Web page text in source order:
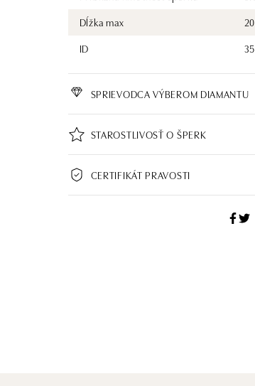
Dĺžka max
ID
SPRIEVODCA VÝBEROM DIAMANTU
STAROSTLIVOSŤ O ŠPERK
CERTIFIKÁT PRAVOSTI